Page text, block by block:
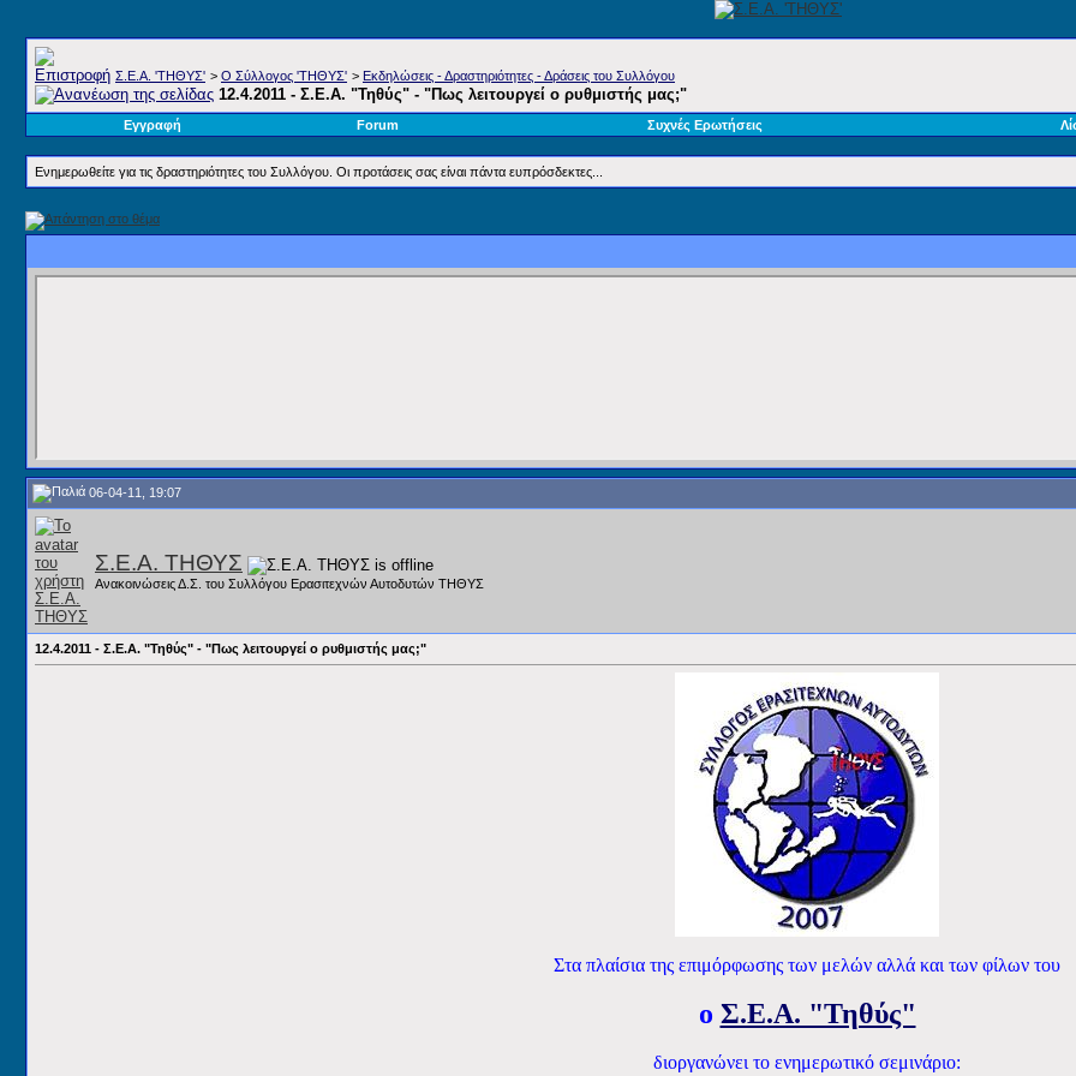
Σ.E.A. 'ΤΗΘΥΣ' > Ο Σύλλογος 'ΤΗΘΥΣ' > Εκδηλώσεις - Δραστηριότητες - Δράσεις του Συλλόγου
12.4.2011 - Σ.Ε.Α. "Τηθύς" - "Πως λειτουργεί ο ρυθμιστής μας;"
Εγγραφή Forum Συχνές Ερωτήσεις
Ενημερωθείτε για τις δραστηριότητες του Συλλόγου. Οι προτάσεις σας είναι πάντα ευπρόσδεκτες...
06-04-11, 19:07
Σ.Ε.Α. ΤΗΘΥΣ
Ανακοινώσεις Δ.Σ. του Συλλόγου Ερασιτεχνών Αυτοδυτών ΤΗΘΥΣ
12.4.2011 - Σ.Ε.Α. "Τηθύς" - "Πως λειτουργεί ο ρυθμιστής μας;"
Στα πλαίσια της επιμόρφωσης των μελών αλλά και των φίλων του
ο Σ.Ε.Α. "Τηθύς"
διοργανώνει το ενημερωτικό σεμινάριο: